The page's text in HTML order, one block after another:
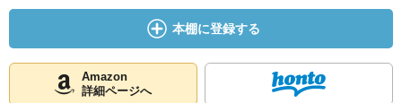
本棚に登録する
Amazon
詳細ページへ